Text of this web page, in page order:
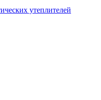
утеплителей